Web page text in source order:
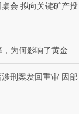
会 拟向关键矿产投
为何影响了黄金
刑案发回重审 因部